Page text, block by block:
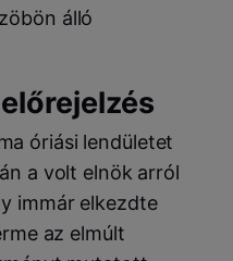
álló
óriási lendületet
a volt elnök arról
immár elkezdte
az elmúlt